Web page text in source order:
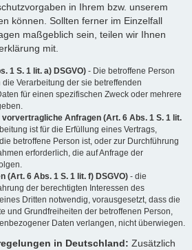
in Ihrem bzw. unserem
können. Sollten ferner im Einzelfall
maßgeblich sein, teilen wir Ihnen
mit.
1 S. 1 lit. a) DSGVO) - Die betroffene Person
Verarbeitung der sie betreffenden
für einen spezifischen Zweck oder mehrere
Anfragen (Art. 6 Abs. 1 S. 1 lit.
ist für die Erfüllung eines Vertrags,
betroffene Person ist, oder zur Durchführung
erforderlich, die auf Anfrage der
(Art. 6 Abs. 1 S. 1 lit. f) DSGVO) - die
der berechtigten Interessen des
Dritten notwendig, vorausgesetzt, dass die
und Grundfreiheiten der betroffenen Person,
Daten verlangen, nicht überwiegen.
in Deutschland: Zusätzlich